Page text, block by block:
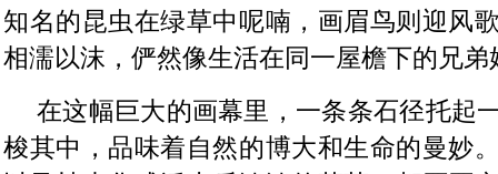
知名的昆虫在绿草中呢喃，画眉鸟则迎风
相濡以沫，俨然像生活在同一屋檐下的兄弟
在这幅巨大的画幕里，一条条石径托起
梭其中，品味着自然的博大和生命的曼妙